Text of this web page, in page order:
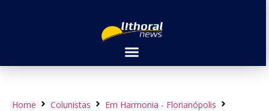
Home Colunistas
Em Harmonia - Florianópolis